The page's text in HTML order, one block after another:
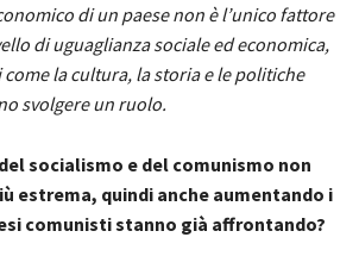
di un paese non è l’unico fattore
di uguaglianza sociale ed economica,
la cultura, la storia e le politiche
svolgere un ruolo.
socialismo e del comunismo non
estrema, quindi anche aumentando i
comunisti stanno già affrontando?